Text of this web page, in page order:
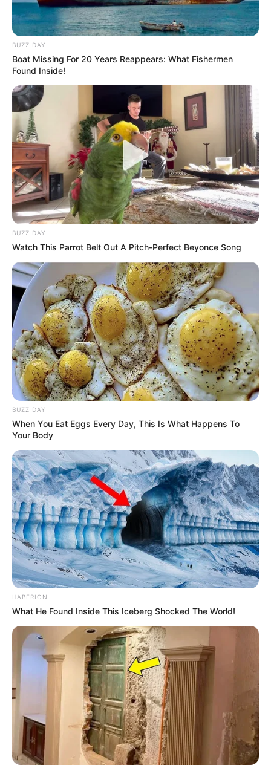
Pinterest
BUZZ DAY
Boat Missing For 20 Years Reappears: What Fishermen
Found Inside!
BUZZ DAY
Watch This Parrot Belt Out A Pitch-Perfect Beyonce Song
BUZZ DAY
When You Eat Eggs Every Day, This Is What Happens To
Your Body
HABERION
What He Found Inside This Iceberg Shocked The World!